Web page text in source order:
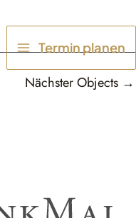
Termin planen
Nächster Objects →